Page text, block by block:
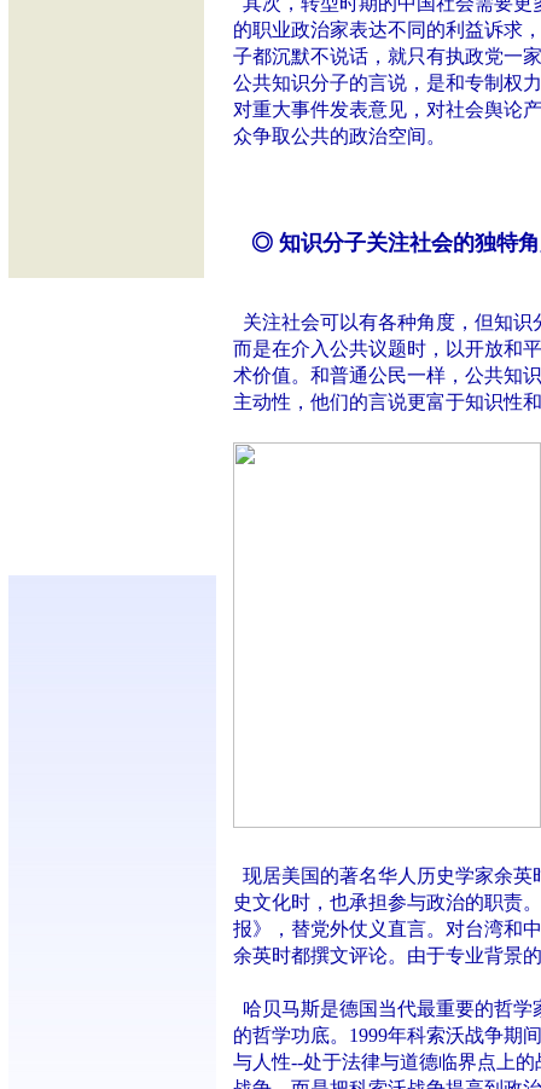
的职业政治家表达不同的利益诉求
子都沉默不说话，就只有执政党一
公共知识分子的言说，是和专制权
对重大事件发表意见，对社会舆论
众争取公共的政治空间。
◎ 知识分子关注社会的独特
关注社会可以有各种角度，但知
而是在介入公共议题时，以开放和
术价值。和普通公民一样，公共知
主动性，他们的言说更富于知识性
现居美国的著名华人历史学家余
史文化时，也承担参与政治的职责
报》，替党外仗义直言。对台湾和
余英时都撰文评论。由于专业背景
哈贝马斯是德国当代最重要的哲
的哲学功底。1999年科索沃战争期
与人性--处于法律与道德临界点上